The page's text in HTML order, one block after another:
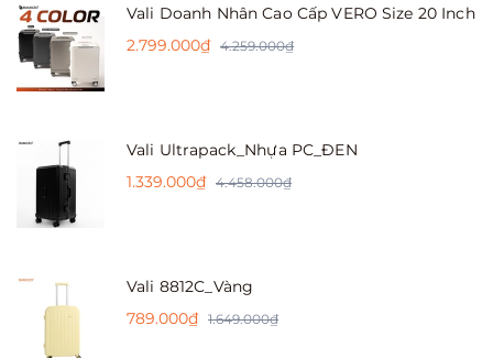
Vali Doanh Nhân Cao Cấp VERO Size 20 Inch
2.799.000₫ 4.259.000₫
Vali Ultrapack_Nhựa PC_ĐEN
1.339.000₫ 4.458.000₫
Vali 8812C_Vàng
789.000₫ 1.649.000₫